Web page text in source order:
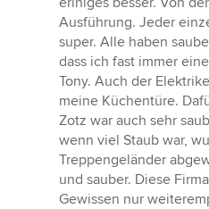
Sternen
Ausführung. Jeder
super. Alle haben
dass ich fast immer
Tony. Auch der
meine Küchentüre.
Zotz war auch sehr
wenn viel Staub war,
Treppengeländer
und sauber. Diese
Gewissen nur